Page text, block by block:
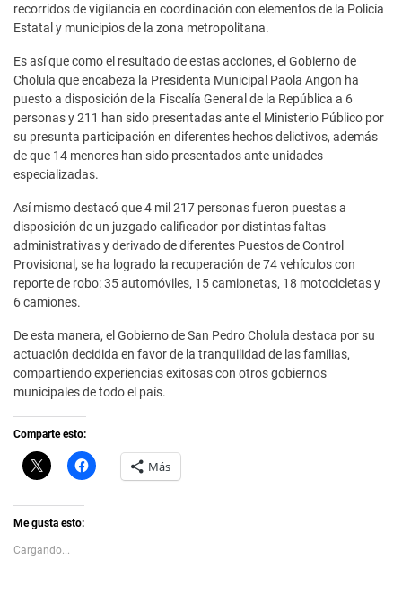
recorridos de vigilancia en coordinación con elementos de la Policía
Estatal y municipios de la zona metropolitana.
Es así que como el resultado de estas acciones, el Gobierno de
Cholula que encabeza la Presidenta Municipal Paola Angon ha
puesto a disposición de la Fiscalía General de la República a 6
personas y 211 han sido presentadas ante el Ministerio Público por
su presunta participación en diferentes hechos delictivos, además
de que 14 menores han sido presentados ante unidades
especializadas.
Así mismo destacó que 4 mil 217 personas fueron puestas a
disposición de un juzgado calificador por distintas faltas
administrativas y derivado de diferentes Puestos de Control
Provisional, se ha logrado la recuperación de 74 vehículos con
reporte de robo: 35 automóviles, 15 camionetas, 18 motocicletas y
6 camiones.
De esta manera, el Gobierno de San Pedro Cholula destaca por su
actuación decidida en favor de la tranquilidad de las familias,
compartiendo experiencias exitosas con otros gobiernos
municipales de todo el país.
Comparte esto:
C
l
k
t
s
h
H
a Más
Me gusta esto:
Cargando...